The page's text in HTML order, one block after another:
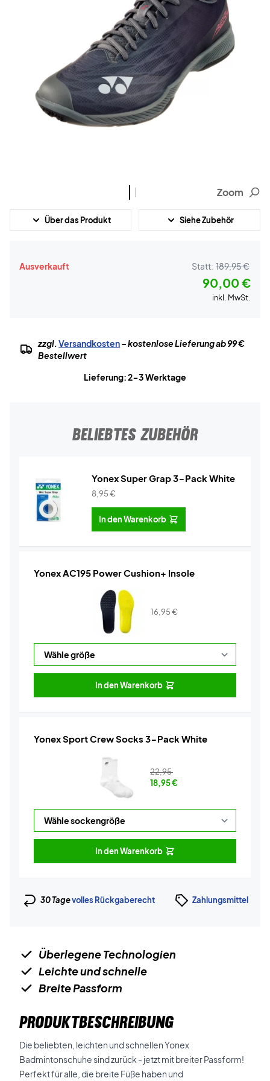
Zoom
Über das Produkt Siehe Zubehör
Ausverkauft Statt: 189,95 €
90,00 €
inkl. MwSt.
zzgl.Versandkosten– kostenlose Lieferung ab 99 €
Bestellwert
Lieferung: 2-3 Werktage
BELIEBTES ZUBEHÖR
Yonex Super Grap 3-Pack White
8,95€
In den Warenkorb
Yonex AC195 Power Cushion+ Insole
16,95€
In den Warenkorb
Yonex Sport Crew Socks 3-Pack White
22,95
18,95€
In den Warenkorb
30 Tagevolles Rückgaberecht Zahlungsmittel
Überlegene Technologien
Leichte und schnelle
Breite Passform
PRODUKTBESCHREIBUNG
Die beliebten, leichten und schnellen Yonex
Badmintonschuhe sind zurück - jetzt mit breiter Passform!
Perfekt für alle, die breite Füße haben und